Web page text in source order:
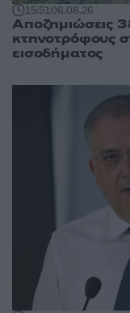
15:5106.08.26
Αποζημιώσεις
κτηνοτρόφους
εισοδήματος